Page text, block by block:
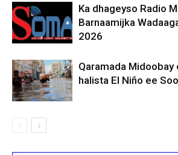
Ka dhageyso Radio
Barnaamijka
2026
Qaramada Midoobay
halista El Niño ee